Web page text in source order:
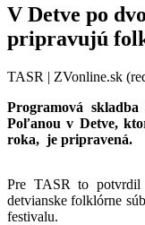
V Detve po
pripravujú
TASR | ZVonline.sk
Programová
Poľanou v Detve,
roka, je pripravená.
Pre TASR to potvrdil
detvianske folklórne
festivalu.